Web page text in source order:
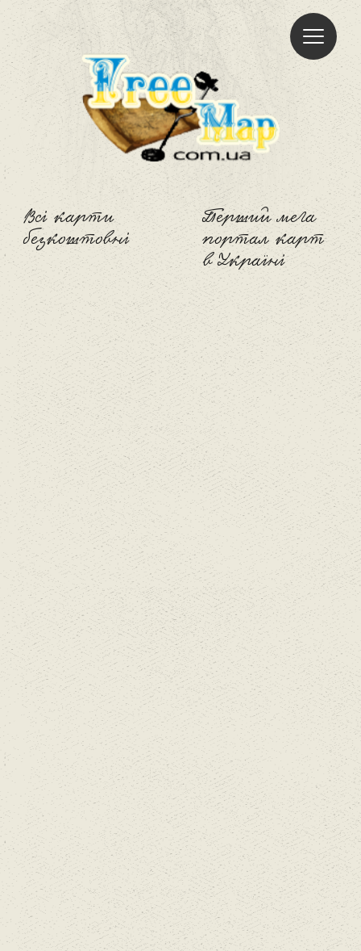
Всі карти
безкоштовні
Freemap
Перший мега
портал карт
в Україні